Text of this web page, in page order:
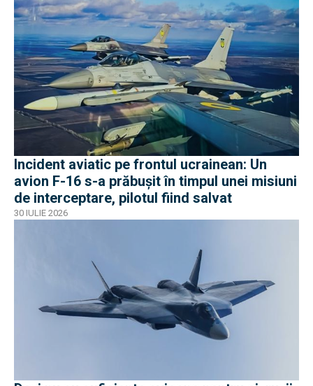
Incident aviatic pe frontul ucrainean: Un
avion F-16 s-a prăbușit în timpul unei misiuni
de interceptare, pilotul fiind salvat
30 IULIE 2026